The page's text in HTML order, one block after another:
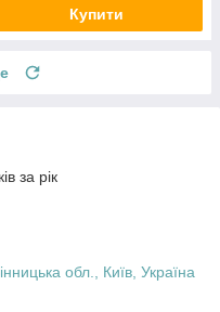
Купити
за рік
обл., Київ, Україна